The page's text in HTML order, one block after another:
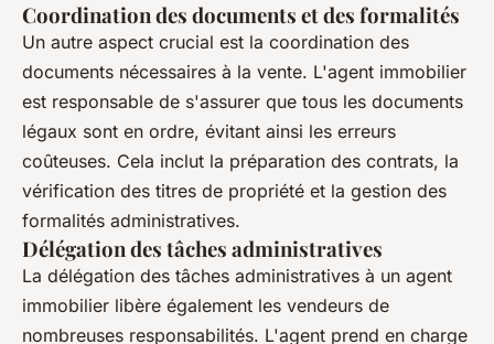
Coordination des documents et des formalités
Un autre aspect crucial est la coordination des
documents nécessaires à la vente. L'agent immobilier
est responsable de s'assurer que tous les documents
légaux sont en ordre, évitant ainsi les erreurs
coûteuses. Cela inclut la préparation des contrats, la
vérification des titres de propriété et la gestion des
formalités administratives.
Délégation des tâches administratives
La délégation des tâches administratives à un agent
immobilier libère également les vendeurs de
nombreuses responsabilités. L'agent prend en charge